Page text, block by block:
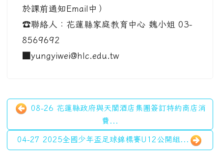
於課前通知Email中）
☎️聯絡人：花蓮縣家庭教育中心 魏小姐 03-
8569692
■yungyiwei@hlc.edu.tw
08-26 花蓮縣政府與天閣酒店集團簽訂特約商店消
費...
04-27 2025全國少年盃足球錦標賽U12公開組...